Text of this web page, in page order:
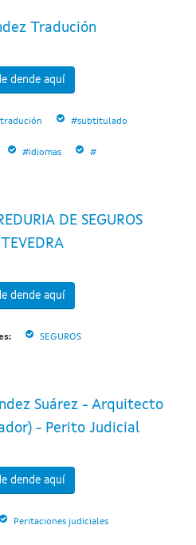
Tradución
dende aquí
#subtitulado
#idiomas #
DE SEGUROS
dende aquí
SEGUROS
Suárez - Arquitecto
- Perito Judicial
dende aquí
Peritaciones judiciales